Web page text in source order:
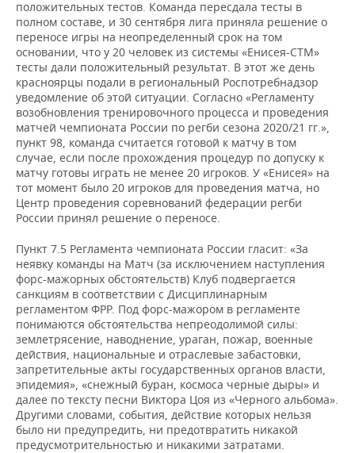
положительных тестов. Команда пересдала тесты в
полном составе, и 30 сентября лига приняла решение о
переносе игры на неопределенный срок на том
основании, что у 20 человек из системы «Енисея-СТМ»
тесты дали положительный результат. В этот же день
красноярцы подали в региональный Роспотребнадзор
уведомление об этой ситуации. Согласно «Регламенту
возобновления тренировочного процесса и проведения
матчей чемпионата России по регби сезона 2020/21 гг.»,
пункт 98, команда считается готовой к матчу в том
случае, если после прохождения процедур по допуску к
матчу готовы играть не менее 20 игроков. У «Енисея» на
тот момент было 20 игроков для проведения матча, но
Центр проведения соревнований федерации регби
России принял решение о переносе.
Пункт 7.5 Регламента чемпионата России гласит: «За
неявку команды на Матч (за исключением наступления
форс-мажорных обстоятельств) Клуб подвергается
санкциям в соответствии с Дисциплинарным
регламентом ФРР. Под форс-мажором в регламенте
понимаются обстоятельства непреодолимой силы:
землетрясение, наводнение, ураган, пожар, военные
действия, национальные и отраслевые забастовки,
запретительные акты государственных органов власти,
эпидемия», «снежный буран, космоса черные дыры» и
далее по тексту песни Виктора Цоя из «Черного альбома».
Другими словами, события, действие которых нельзя
было ни предупредить, ни предотвратить никакой
предусмотрительностью и никакими затратами.